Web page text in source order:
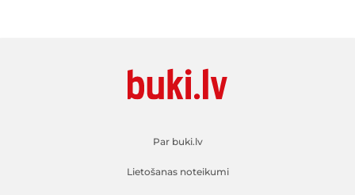
Par buki.lv
Lietošanas noteikumi